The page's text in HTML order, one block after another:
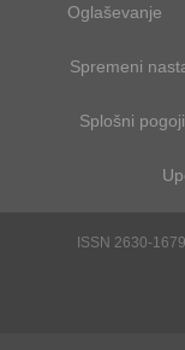
Oglaševanje
Spremeni
Splošni pogoji
ISSN 2630-